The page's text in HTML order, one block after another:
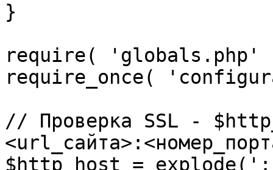
}
require(
require_once(
// Проверка SSL -
$http_host = explode(':',